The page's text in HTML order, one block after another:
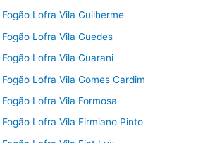
Lofra Vila Guilherme
Lofra Vila Guedes
Lofra Vila Guarani
Lofra Vila Gomes Cardim
Lofra Vila Formosa
Lofra Vila Firmiano Pinto